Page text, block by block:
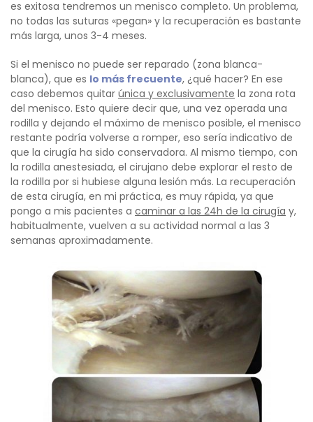
es exitosa tendremos un menisco completo. Un problema,
no todas las suturas «pegan» y la recuperación es bastante
más larga, unos 3-4 meses.
Si el menisco no puede ser reparado (zona blanca-
blanca), que es lo más frecuente, ¿qué hacer? En ese
caso debemos quitar única y exclusivamente la zona rota
del menisco. Esto quiere decir que, una vez operada una
rodilla y dejando el máximo de menisco posible, el menisco
restante podría volverse a romper, eso sería indicativo de
que la cirugía ha sido conservadora. Al mismo tiempo, con
la rodilla anestesiada, el cirujano debe explorar el resto de
la rodilla por si hubiese alguna lesión más. La recuperación
de esta cirugía, en mi práctica, es muy rápida, ya que
pongo a mis pacientes a caminar a las 24h de la cirugía y,
habitualmente, vuelven a su actividad normal a las 3
semanas aproximadamente.